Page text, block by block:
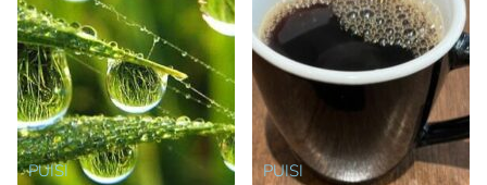
PUISI PUISI